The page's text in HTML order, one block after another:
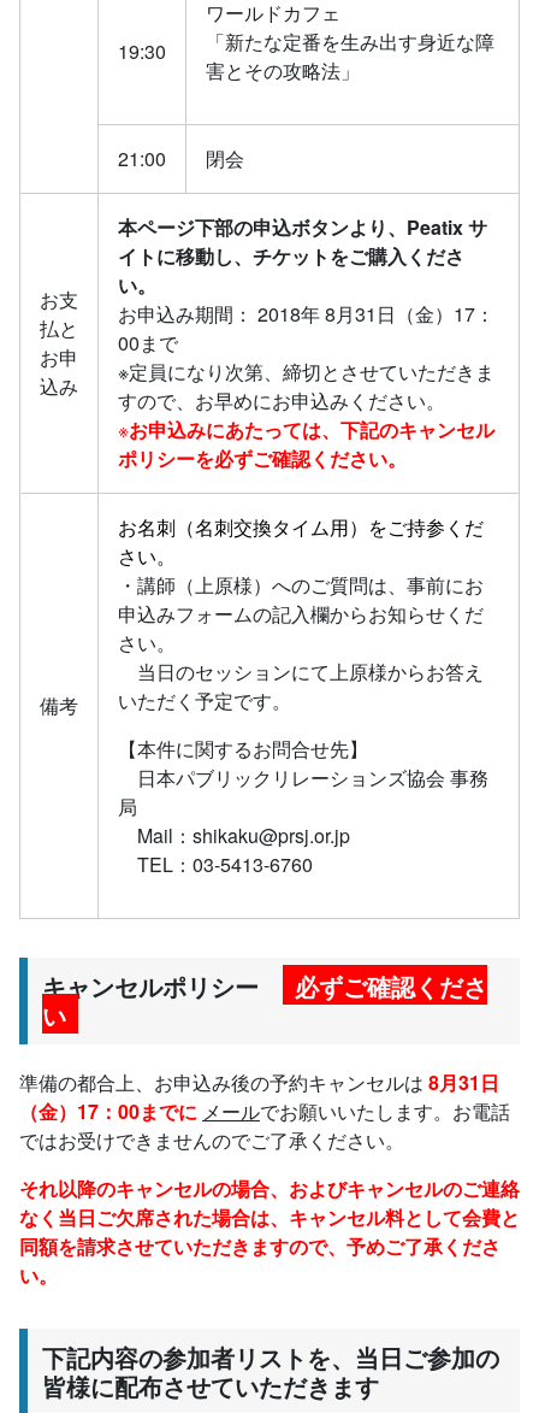
19:30
ワールドカフェ
「新たな定番を生み出す身近な障
害とその攻略法」
21:00 閉会
お支
払と
お申
込み
本ページ下部の申込ボタンより、Peatix サ
イトに移動し、チケットをご購入くださ
い。
お申込み期間： 2018年 8月31日（金）17：
00まで
※定員になり次第、締切とさせていただきま
すので、お早めにお申込みください。
※お申込みにあたっては、下記のキャンセル
ポリシーを必ずご確認ください。
備考
お名刺（名刺交換タイム用）をご持参くだ
さい。
・講師（上原様）へのご質問は、事前にお
申込みフォームの記入欄からお知らせくだ
さい。
当日のセッションにて上原様からお答え
いただく予定です。
【本件に関するお問合せ先】
日本パブリックリレーションズ協会 事務
局
Mail：shikaku@prsj.or.jp
TEL：03-5413-6760
キャンセルポリシー
必ずご確認くださ
い
準備の都合上、お申込み後の予約キャンセルは 8月31日
（金）17：00までに メールでお願いいたします。お電話
ではお受けできませんのでご了承ください。
それ以降のキャンセルの場合、およびキャンセルのご連絡
なく当日ご欠席された場合は、キャンセル料として会費と
同額を請求させていただきますので、予めご了承くださ
い。
下記内容の参加者リストを、当日ご参加の
皆様に配布させていただきます